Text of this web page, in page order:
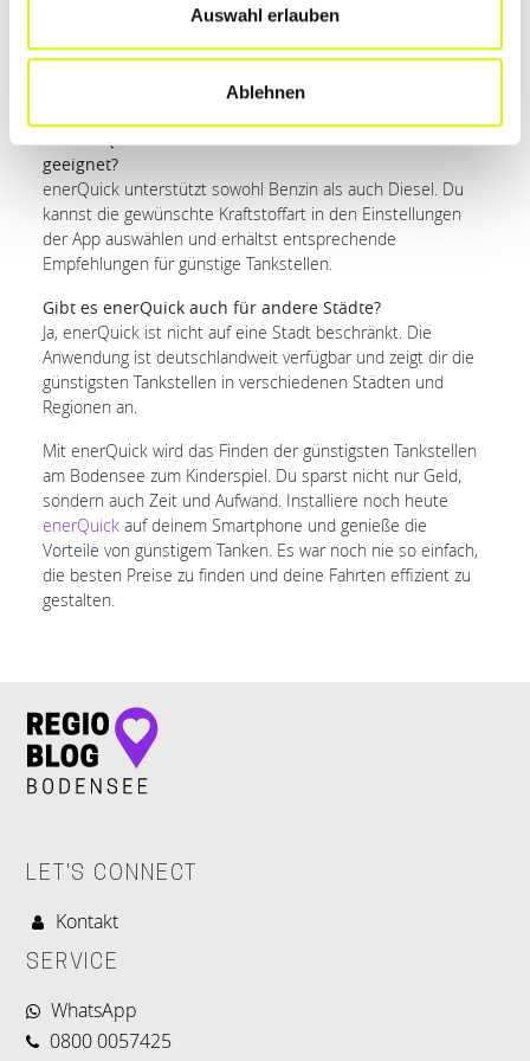
Auswahl erlauben
Ablehnen
die Anwendung die günstigsten Tankstellen in deiner Nähe
an. Du kannst auch deine gewünschte Strecke eingeben,
Ist enerQuick nur für Benzin oder auch für Diesel
geeignet?
enerQuick unterstützt sowohl Benzin als auch Diesel. Du
kannst die gewünschte Kraftstoffart in den Einstellungen
der App auswählen und erhältst entsprechende
Empfehlungen für günstige Tankstellen.
Gibt es enerQuick auch für andere Städte?
Ja, enerQuick ist nicht auf eine Stadt beschränkt. Die
Anwendung ist deutschlandweit verfügbar und zeigt dir die
günstigsten Tankstellen in verschiedenen Städten und
Regionen an.
Mit enerQuick wird das Finden der günstigsten Tankstellen
am Bodensee zum Kinderspiel. Du sparst nicht nur Geld,
sondern auch Zeit und Aufwand. Installiere noch heute
enerQuick auf deinem Smartphone und genieße die
Vorteile von günstigem Tanken. Es war noch nie so einfach,
die besten Preise zu finden und deine Fahrten effizient zu
gestalten.
LET'S CONNECT
Kontakt
SERVICE
WhatsApp
0800 0057425